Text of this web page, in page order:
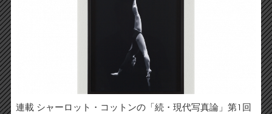
連載 シャーロット・コットンの「続・現代写真論」第1回